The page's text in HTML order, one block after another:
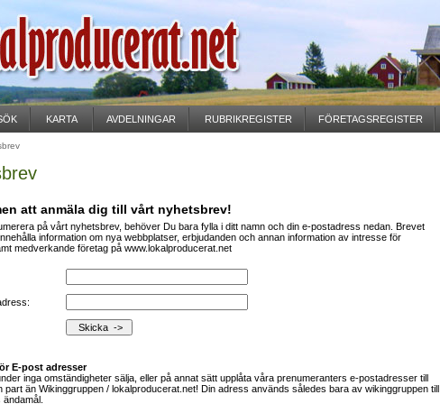
att anmäla dig till vårt nyhetsbrev!
på vårt nyhetsbrev, behöver Du bara fylla i ditt namn och din e-postadress nedan. Brevet
information om nya webbplatser, erbjudanden och annan information av intresse för
medverkande företag på www.lokalproducerat.net
E-post adresser
inga omständigheter sälja, eller på annat sätt upplåta våra prenumeranters e-postadresser till
part än Wikinggruppen / lokalproducerat.net! Din adress används således bara av wikinggruppen till
KARTA AVDELNINGAR RUBRIKREGISTER FÖRETAGSREGISTER